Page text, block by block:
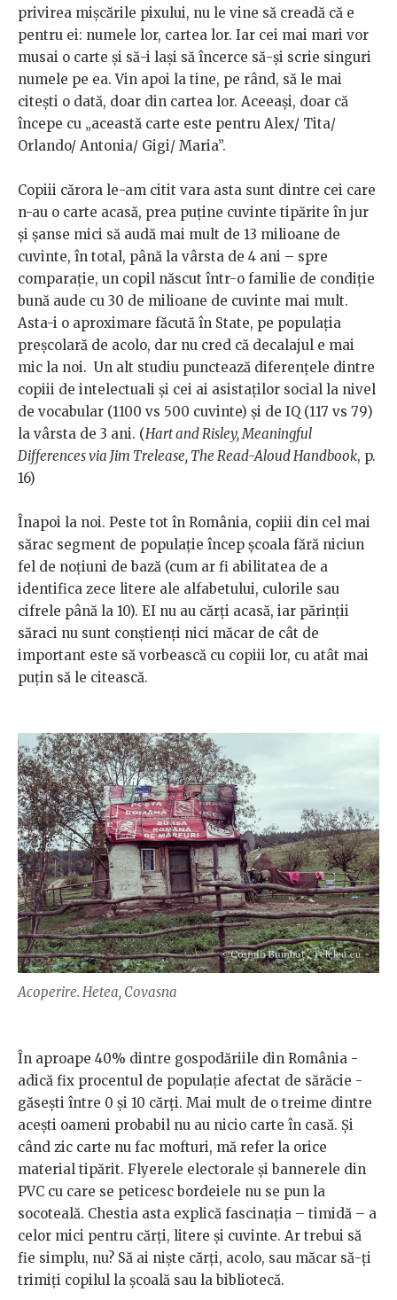
privirea mișcările pixului, nu le vine să creadă că e
pentru ei: numele lor, cartea lor. Iar cei mai mari vor
musai o carte și să-i lași să încerce să-și scrie singuri
numele pe ea. Vin apoi la tine, pe rând, să le mai
citești o dată, doar din cartea lor. Aceeași, doar că
începe cu „această carte este pentru Alex/ Tita/
Orlando/ Antonia/ Gigi/ Maria”.
Copiii cărora le-am citit vara asta sunt dintre cei care
n-au o carte acasă, prea puține cuvinte tipărite în jur
și șanse mici să audă mai mult de 13 milioane de
cuvinte, în total, până la vârsta de 4 ani – spre
comparație, un copil născut într-o familie de condiție
bună aude cu 30 de milioane de cuvinte mai mult.
Asta-i o aproximare făcută în State, pe populația
preșcolară de acolo, dar nu cred că decalajul e mai
mic la noi. Un alt studiu punctează diferențele dintre
copiii de intelectuali și cei ai asistaților social la nivel
de vocabular (1100 vs 500 cuvinte) și de IQ (117 vs 79)
la vârsta de 3 ani. (Hart and Risley, Meaningful
Differences via Jim Trelease, The Read-Aloud Handbook, p.
16)
Înapoi la noi. Peste tot în România, copiii din cel mai
sărac segment de populație încep școala fără niciun
fel de noțiuni de bază (cum ar fi abilitatea de a
identifica zece litere ale alfabetului, culorile sau
cifrele până la 10). EI nu au cărți acasă, iar părinții
săraci nu sunt conștienți nici măcar de cât de
important este să vorbească cu copiii lor, cu atât mai
puțin să le citească.
Acoperire. Hetea, Covasna
În aproape 40% dintre gospodăriile din România -
adică fix procentul de populație afectat de sărăcie -
găsești între 0 și 10 cărți. Mai mult de o treime dintre
acești oameni probabil nu au nicio carte în casă. Și
când zic carte nu fac mofturi, mă refer la orice
material tipărit. Flyerele electorale și bannerele din
PVC cu care se peticesc bordeiele nu se pun la
socoteală. Chestia asta explică fascinația – timidă – a
celor mici pentru cărți, litere și cuvinte. Ar trebui să
fie simplu, nu? Să ai niște cărți, acolo, sau măcar să-ți
trimiți copilul la școală sau la bibliotecă.